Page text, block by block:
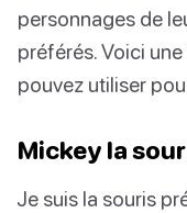
personnages de
préférés. Voici
pouvez utiliser
Mickey la
Je suis la souris